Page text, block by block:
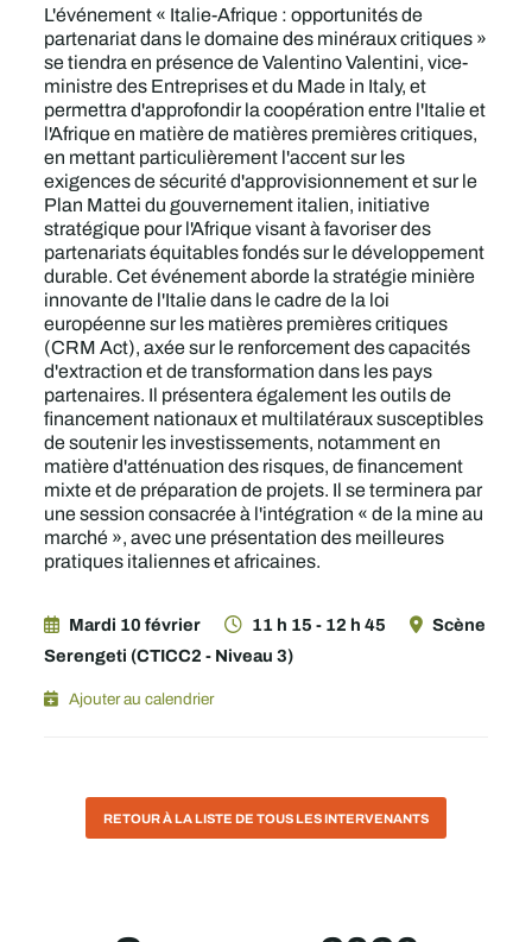
L'événement « Italie-Afrique : opportunités de
partenariat dans le domaine des minéraux critiques »
se tiendra en présence de Valentino Valentini, vice-
ministre des Entreprises et du Made in Italy, et
permettra d'approfondir la coopération entre l'Italie et
l'Afrique en matière de matières premières critiques,
en mettant particulièrement l'accent sur les
exigences de sécurité d'approvisionnement et sur le
Plan Mattei du gouvernement italien, initiative
stratégique pour l'Afrique visant à favoriser des
partenariats équitables fondés sur le développement
durable. Cet événement aborde la stratégie minière
innovante de l'Italie dans le cadre de la loi
européenne sur les matières premières critiques
(CRM Act), axée sur le renforcement des capacités
d'extraction et de transformation dans les pays
partenaires. Il présentera également les outils de
financement nationaux et multilatéraux susceptibles
de soutenir les investissements, notamment en
matière d'atténuation des risques, de financement
mixte et de préparation de projets. Il se terminera par
une session consacrée à l'intégration « de la mine au
marché », avec une présentation des meilleures
pratiques italiennes et africaines.
Mardi 10 février 11 h 15 - 12 h 45
Scène
Serengeti (CTICC2 - Niveau 3)
Ajouter au calendrier
RETOUR À LA LISTE DE TOUS LES INTERVENANTS